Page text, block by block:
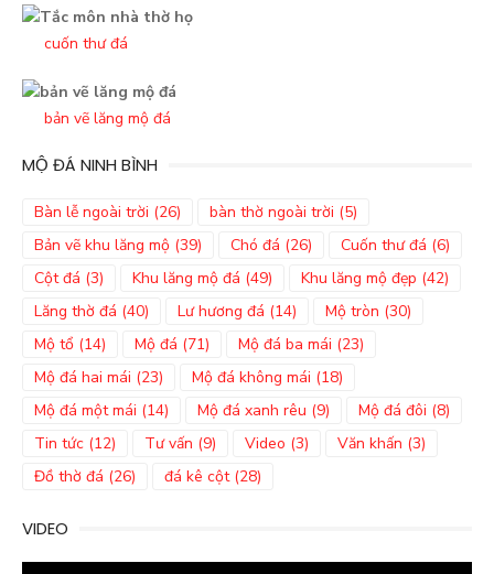
cuốn thư đá
bản vẽ lăng mộ đá
MỘ ĐÁ NINH BÌNH
Bàn lễ ngoài trời (26) bàn thờ ngoài trời (5)
Bản vẽ khu lăng mộ (39) Chó đá (26) Cuốn thư đá (6)
Cột đá (3) Khu lăng mộ đá (49) Khu lăng mộ đẹp (42)
Lăng thờ đá (40) Lư hương đá (14) Mộ tròn (30)
Mộ tổ (14) Mộ đá (71) Mộ đá ba mái (23)
Mộ đá hai mái (23) Mộ đá không mái (18)
Mộ đá một mái (14) Mộ đá xanh rêu (9) Mộ đá đôi (8)
Tin tức (12) Tư vấn (9) Video (3) Văn khấn (3)
Đồ thờ đá (26) đá kê cột(28)
VIDEO